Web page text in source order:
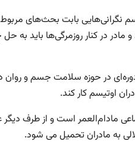
نگرانی‌هایی بابت بحث‌های
و مادر در کنار روزمرگی‌ها باید
در حوزه سلامت جسم و روان
اوتیسم کار کند.
مادام‌العمر است و از طرف
به مادران تحمیل می شود.